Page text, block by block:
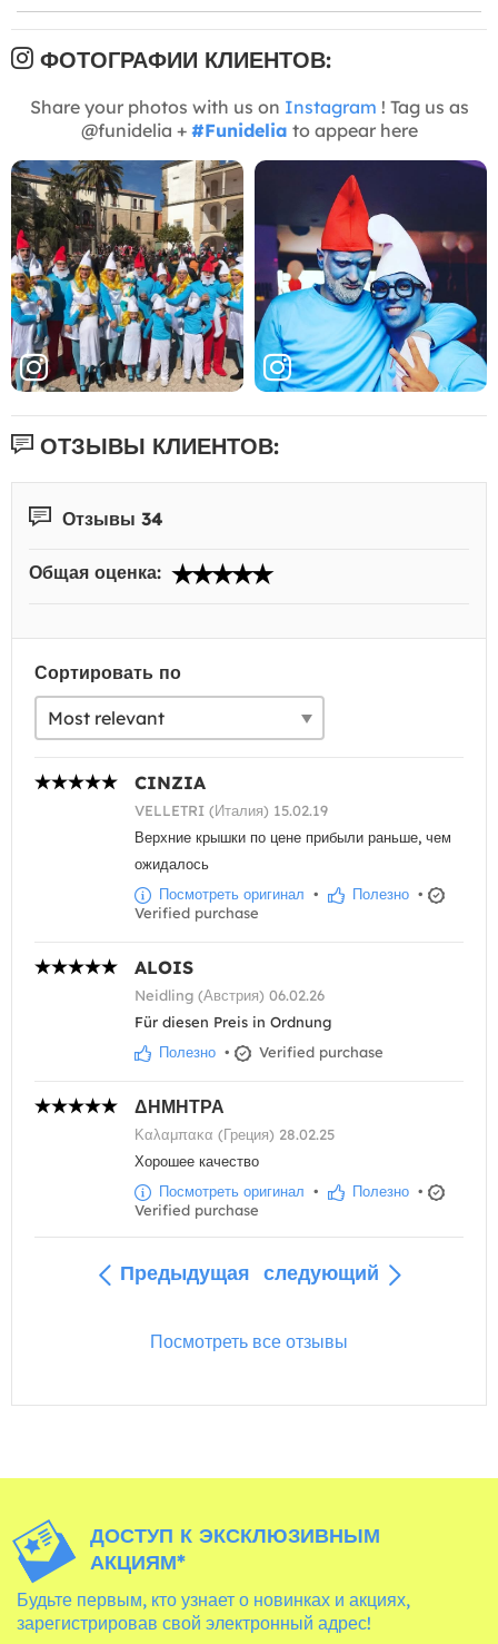
ФОТОГРАФИИ КЛИЕНТОВ:
Share your photos with us on Instagram ! Tag us as
@funidelia + #Funidelia to appear here
ОТЗЫВЫ КЛИЕНТОВ:
Отзывы 34
Общая оценка:
Сортировать по
CINZIA
VELLETRI (Италия) 15.02.19
Верхние крышки по цене прибыли раньше, чем
ожидалось
Посмотреть оригинал • Полезно •
Verified purchase
ALOIS
Neidling (Австрия) 06.02.26
Für diesen Preis in Ordnung
Полезно • Verified purchase
ΔΗΜΗΤΡΑ
Καλαμπακα (Греция) 28.02.25
Хорошее качество
Посмотреть оригинал • Полезно •
Verified purchase
Предыдущая следующий
Посмотреть все отзывы
ДОСТУП К ЭКСКЛЮЗИВНЫМ
АКЦИЯМ*
Будьте первым, кто узнает о новинках и акциях,
зарегистрировав свой электронный адрес!